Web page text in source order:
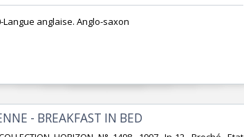
Langue anglaise. Anglo-saxon‎
- BREAKFAST IN BED‎